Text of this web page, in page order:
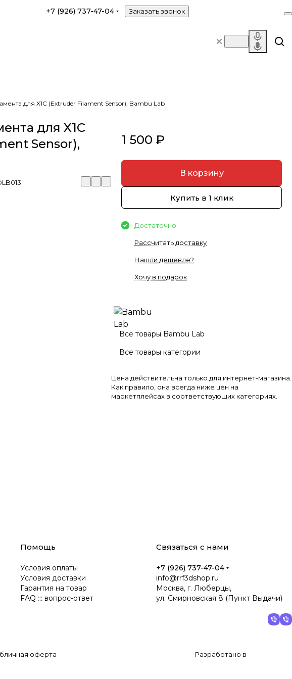
+7 (926) 737-47-04 Заказать звонок
для X1C (Extruder Filament Sensor), Bambu Lab
для X1C
Sensor),
1 500 ₽
В корзину
Купить в 1 клик
Достаточно
Рассчитать доставку
Нашли дешевле?
Хочу в подарок
Все товары Bambu Lab
Все товары категории
Цена действительна только для интернет-магазина.
Как правило, она всегда ниже цен на
маркетплейсах в соответствующих категориях.
Помощь
Условия оплаты
Условия доставки
Гарантия на товар
FAQ ::: вопрос-ответ
Связаться с нами
+7 (926) 737-47-04
info@rrf3dshop.ru
Москва, г. Люберцы,
ул. Смирновская 8 (Пункт Выдачи)
оферта Разработано в